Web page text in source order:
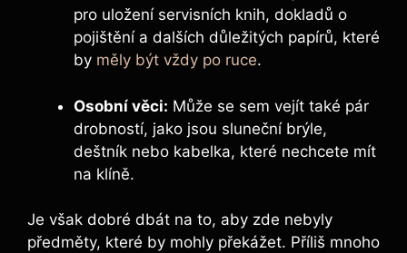
pro uložení servisních knih, dokladů o
pojištění a dalších důležitých papírů, které
by měly být vždy po ruce.
Osobní věci: Může se sem vejít také pár
drobností, jako jsou sluneční brýle,
deštník nebo kabelka, které nechcete mít
na klíně.
Je však dobré dbát na to, aby zde nebyly
předměty, které by mohly překážet. Příliš mnoho